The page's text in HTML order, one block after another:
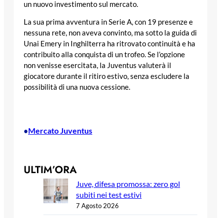
un nuovo investimento sul mercato.
La sua prima avventura in Serie A, con 19 presenze e
nessuna rete, non aveva convinto, ma sotto la guida di
Unai Emery in Inghilterra ha ritrovato continuità e ha
contribuito alla conquista di un trofeo. Se l’opzione
non venisse esercitata, la Juventus valuterà il
giocatore durante il ritiro estivo, senza escludere la
possibilità di una nuova cessione.
•Mercato Juventus
ULTIM’ORA
Juve, difesa promossa: zero gol
subiti nei test estivi
7 Agosto 2026